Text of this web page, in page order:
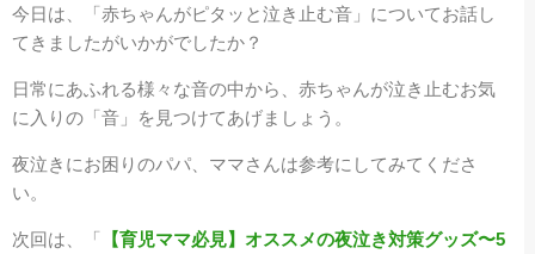
今日は、「赤ちゃんがピタッと泣き止む音」についてお話し
てきましたがいかがでしたか？
日常にあふれる様々な音の中から、赤ちゃんが泣き止むお気
に入りの「音」を見つけてあげましょう。
夜泣きにお困りのパパ、ママさんは参考にしてみてくださ
い。
次回は、「 【育児ママ必見】オススメの夜泣き対策グッズ〜5